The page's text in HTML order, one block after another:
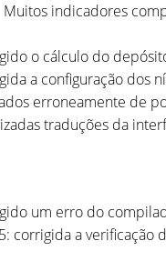
Muitos indicadores
o cálculo do
a configuração dos
erroneamente de
traduções da
um erro do
corrigida a verificação